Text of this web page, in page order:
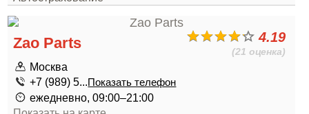
4.19
(21 оценка)
Zao Parts
Москва
+7 (989) 5...Показать телефон
ежедневно, 09:00–21:00